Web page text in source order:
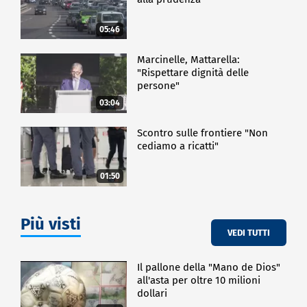
parchi, creeremo qualcosa di unico".
Il Meeting ha ospitato la 24° edizione dei
consegnati ogni anno dalla testata Parksmania ai
parchi di divertimento italiani ed europei che si
sono maggiormente distinti durante la stagione.
05:46
03:04
Marcinelle, Mattarella:
"Rispettare dignità delle
persone"
01:50
Scontro sulle frontiere "Non
cediamo a ricatti"
Più visti VEDI TUTTI
Il pallone della "Mano de Dios"
all'asta per oltre 10 milioni
dollari